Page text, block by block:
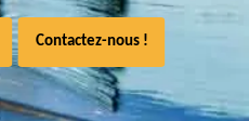
Contactez-nous !